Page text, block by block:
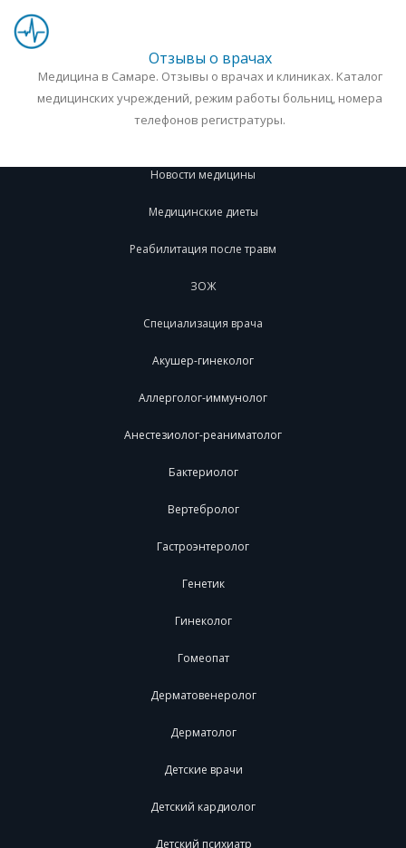
Отзывы о врачах
Медицина в Самаре. Отзывы о врачах и клиниках. Каталог
медицинских учреждений, режим работы больниц, номера
телефонов регистратуры.
Новости медицины
Медицинские диеты
Реабилитация после травм
ЗОЖ
Специализация врача
Акушер-гинеколог
Аллерголог-иммунолог
Анестезиолог-реаниматолог
Бактериолог
Вертебролог
Гастроэнтеролог
Генетик
Гинеколог
Гомеопат
Дерматовенеролог
Дерматолог
Детские врачи
Детский кардиолог
Детский психиатр